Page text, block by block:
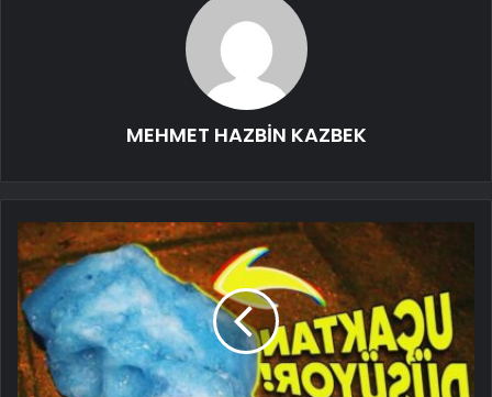
MEHMET HAZBİN KAZBEK